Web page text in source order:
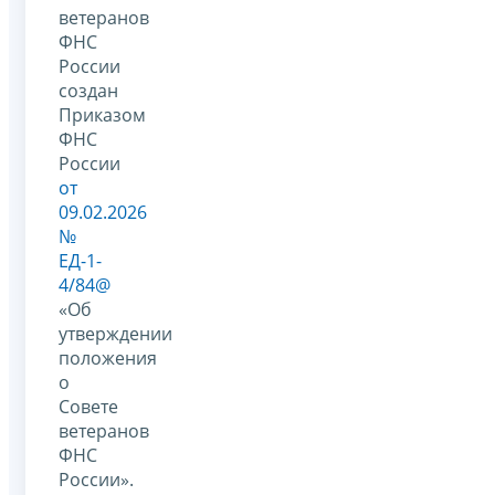
ветеранов
ФНС
России
создан
Приказом
ФНС
России
от
09.02.2026
№
ЕД-1-
4/84@
«Об
утверждении
положения
о
Совете
ветеранов
ФНС
России».